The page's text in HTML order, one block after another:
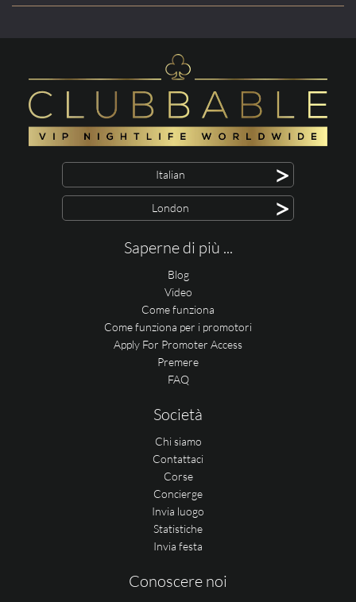
Italian >
London >
Saperne di più ...
Blog
Video
Come funziona
Come funziona per i promotori
Apply For Promoter Access
Premere
FAQ
Società
Chi siamo
Contattaci
Corse
Concierge
Invia luogo
Statistiche
Invia festa
Conoscere noi